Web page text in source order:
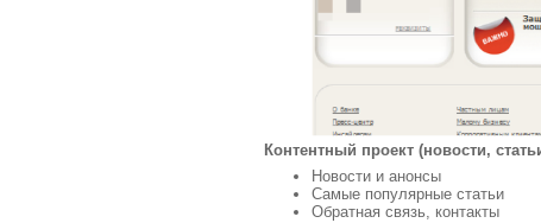
Контентный проект (новости,
Новости и анонсы
Самые популярные статьи
Обратная связь, контакты